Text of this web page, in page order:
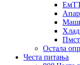
Пмст
Остала
Честа питања